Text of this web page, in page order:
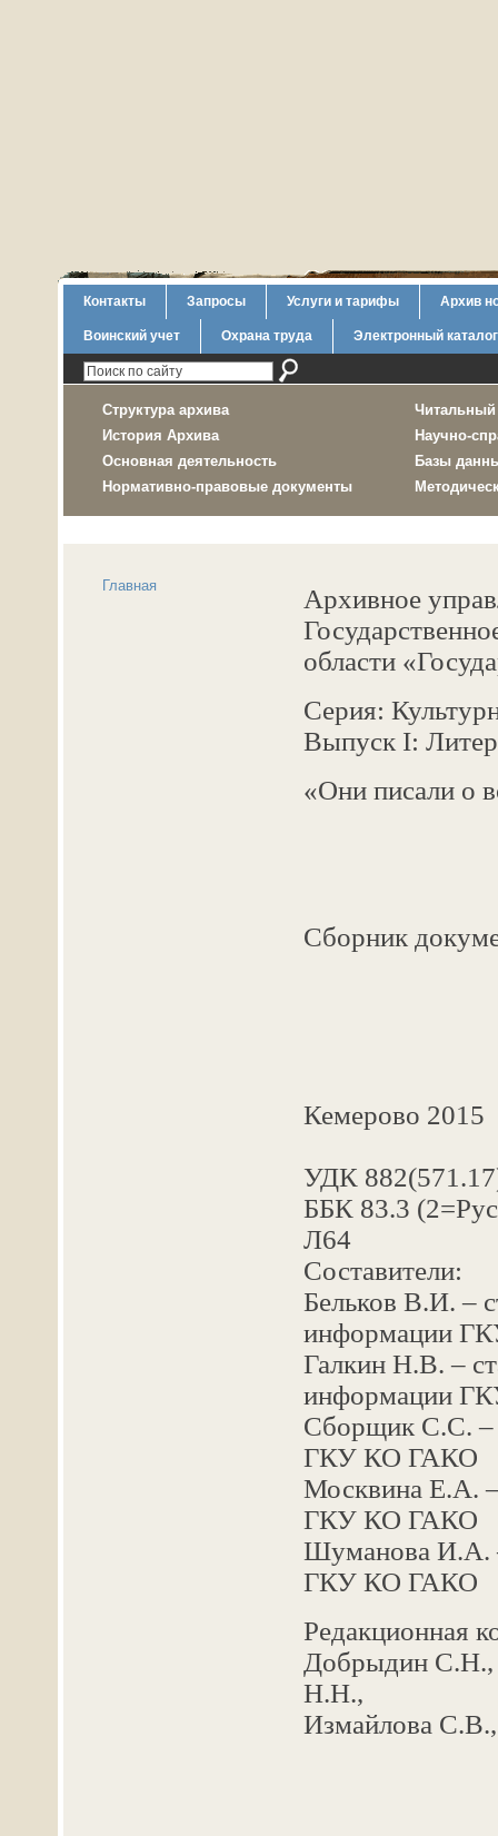
Контакты Запросы Услуги и тарифы Архив
Воинский учет Охрана труда Электронный каталог
Структура архива
История Архива
Основная деятельность
Нормативно-правовые документы
Читальный
Научно-
Базы
Главная
Архивное
области
Серия:
Выпуск I:
«Они писали о
Сборник
Кемерово 2015
УДК
ББК 83.3
Л64
Составители:
Бельков В.И. –
информации
Галкин Н.В. –
информации
Сборщик С.С. –
ГКУ КО ГАКО
Москвина Е.А.
ГКУ КО ГАКО
Шуманова И.А.
ГКУ КО ГАКО
Редакционная
Добрыдин С.Н.,
Н.Н.,
Измайлова